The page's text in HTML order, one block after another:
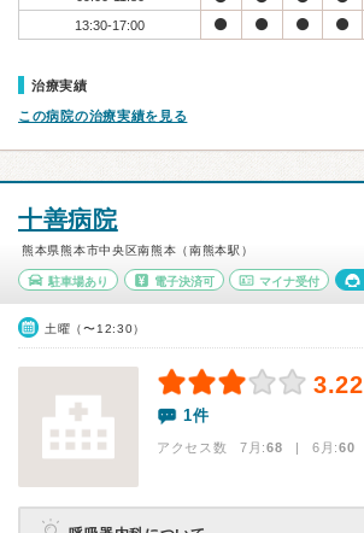
13:30-17:00
治療実績
この病院の治療実績を見る
十善病院
熊本県熊本市中央区南熊本（南熊本駅）
駐車場あり 電子決済可 マイナ受付
土曜（〜12:30）
3.22
1件
アクセス数 7月:68 | 6月:60